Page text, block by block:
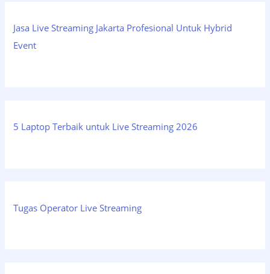
Jasa Live Streaming Jakarta Profesional Untuk Hybrid
Event
5 Laptop Terbaik untuk Live Streaming 2026
Tugas Operator Live Streaming